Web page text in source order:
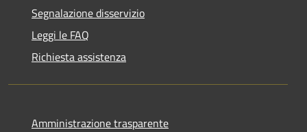
Segnalazione disservizio
Leggi le FAQ
Richiesta assistenza
Amministrazione trasparente